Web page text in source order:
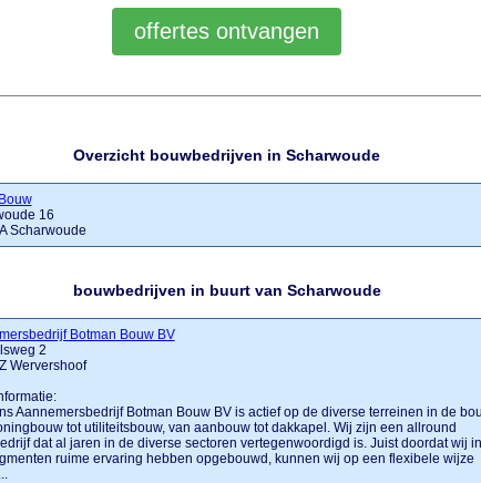
Overzicht bouwbedrijven in Scharwoude
16
Scharwoude
bouwbedrijven in buurt van Scharwoude
Botman Bouw BV
2
Wervershoof
Aannemersbedrijf Botman Bouw BV is actief op de diverse terreinen in de
tot utiliteitsbouw, van aanbouw tot dakkapel. Wij zijn een allround
dat al jaren in de diverse sectoren vertegenwoordigd is. Juist doordat wij in
ruime ervaring hebben opgebouwd, kunnen wij op een flexibele wijze